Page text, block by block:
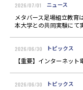
2026/07/01 ニュース
メタバース足場組立教
本大学との共同実験にて
2026/06/30 トピックス
【重要】インターネッ
2026/06/30 トピックス